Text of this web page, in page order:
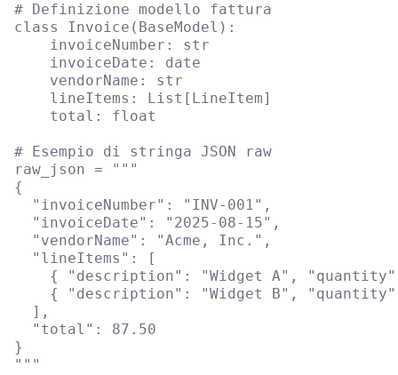
# Definizione modello fattura
class Invoice(BaseModel):
    invoiceNumber: str
    invoiceDate: date
    vendorName: str
    lineItems: List[LineItem]
    total: float
# Esempio di stringa JSON raw
raw_json = """
{
  "invoiceNumber": "INV-001",
  "invoiceDate": "2025-08-15",
  "vendorName": "Acme, Inc.",
  "lineItems": [
{ "description": "Widget A",
{ "description": "Widget B",
  ],
  "total": 87.50
}
"""